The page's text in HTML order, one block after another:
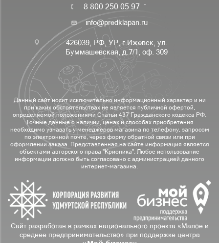
8 800 250 05 97
info@predklapan.ru
426039, РФ, УР, г.Ижевск, ул.
Буммашевская, д.7/1, оф. 309
Данный сайт носит исключительно информационный характер и ни
при каких обстоятельствах не является публичной офертой,
определяемой положениями Статьи 437 Гражданского кодекса РФ.
Точные данные о наличии, ценах и способах приобретения
необходимо узнавать у менеджеров магазина по телефону, запросом
по электронной почте, через форму обратной связи или при
оформлении заказа. Представленная на сайте информация является
объектами авторского права "Крионика". Любое использование
информации должно быть согласовано с администрацией данного
интернет-магазина.
Сайт разработан в рамках национального проекта «Малое и
среднее предпринимательство» при поддержке центра